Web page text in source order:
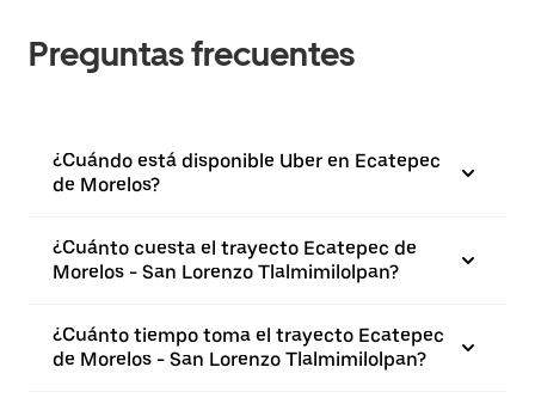
Preguntas frecuentes
¿Cuándo está disponible Uber en Ecatepec
de Morelos?
¿Cuánto cuesta el trayecto Ecatepec de
Morelos - San Lorenzo Tlalmimilolpan?
¿Cuánto tiempo toma el trayecto Ecatepec
de Morelos - San Lorenzo Tlalmimilolpan?